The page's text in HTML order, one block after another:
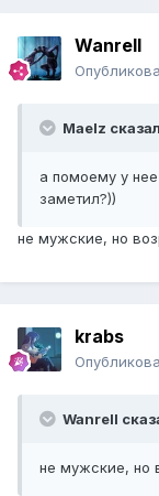
Wanrell
Maelz
а помоему у
заметил?))
не мужские, но
krabs
Wanrell
не мужские, но